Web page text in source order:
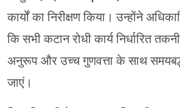
कार्यों का निरीक्षण किया। उन्होंने
कि सभी कटान रोधी कार्य निर्धारित
अनुरूप और उच्च गुणवत्ता के साथ
जाएं।